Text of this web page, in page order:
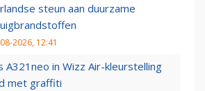
steun aan duurzame
2026, 12:41
A321neo in Wizz Air-kleurstelling
met graffiti